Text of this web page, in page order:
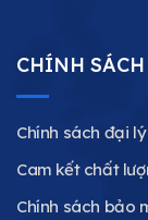
CHÍNH SÁCH
Chính sách đại lý
Cam kết chất
Chính sách bảo